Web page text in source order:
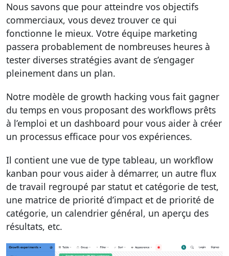
Nous savons que pour atteindre vos objectifs
commerciaux, vous devez trouver ce qui
fonctionne le mieux. Votre équipe marketing
passera probablement de nombreuses heures à
tester diverses stratégies avant de s’engager
pleinement dans un plan.
Notre modèle de growth hacking vous fait gagner
du temps en vous proposant des workflows prêts
à l’emploi et un dashboard pour vous aider à créer
un processus efficace pour vos expériences.
Il contient une vue de type tableau, un workflow
kanban pour vous aider à démarrer, un autre flux
de travail regroupé par statut et catégorie de test,
une matrice de priorité d’impact et de priorité de
catégorie, un calendrier général, un aperçu des
résultats, etc.